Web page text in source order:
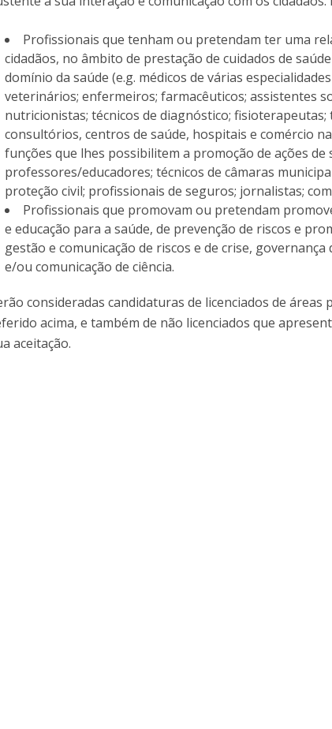
Family and
Profissionais que tenham ou pretendam ter uma
cidadãos, no âmbito de prestação de cuidados de
domínio da saúde (e.g. médicos de várias
veterinários; enfermeiros; farmacêuticos; assistentes
nutricionistas; técnicos de diagnóstico; fisioterapeutas;
consultórios, centros de saúde, hospitais e comércio
funções que lhes possibilitem a promoção de ações de
professores/educadores; técnicos de câmaras
proteção civil; profissionais de seguros; jornalistas;
Profissionais que promovam ou pretendam
e educação para a saúde, de prevenção de riscos e
gestão e comunicação de riscos e de crise,
e/ou comunicação de ciência.
consideradas candidaturas de licenciados de
acima, e também de não licenciados que
aceitação.